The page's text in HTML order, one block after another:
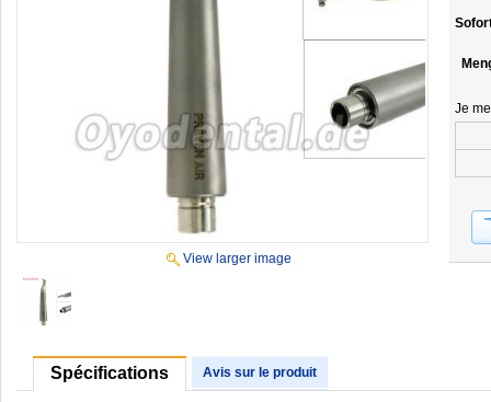
View larger image
Je
Spécifications Avis sur le produit